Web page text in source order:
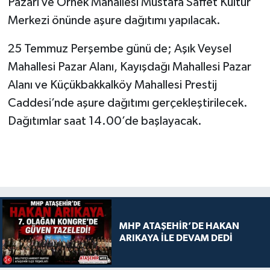
Pazarı ve Örnek Mahallesi Mustafa Saffet Kültür
Merkezi önünde aşure dağıtımı yapılacak.
25 Temmuz Perşembe günü de; Aşık Veysel
Mahallesi Pazar Alanı, Kayışdağı Mahallesi Pazar
Alanı ve Küçükbakkalköy Mahallesi Prestij
Caddesi’nde aşure dağıtımı gerçekleştirilecek.
Dağıtımlar saat 14.00’de başlayacak.
MHP ATAŞEHİR’DE HAKAN
ARIKAYA İLE DEVAM DEDİ